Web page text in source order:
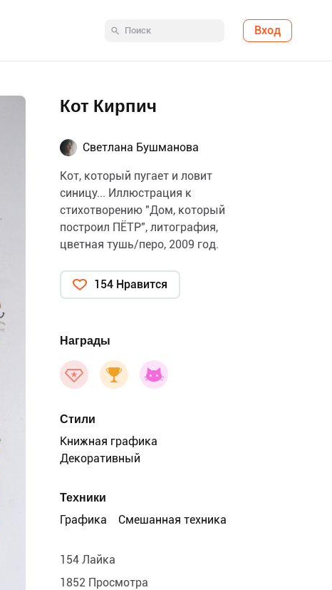
Вход
Кот Кирпич
Светлана Бушманова
Кот, который пугает и ловит
синицу... Иллюстрация к
стихотворению "Дом, который
построил ПЁТР", литография,
цветная тушь/перо, 2009 год.
154 Нравится
Награды
Стили
Книжная графика
Декоративный
Техники
Графика
Смешанная техника
154 Лайка
1852 Просмотра